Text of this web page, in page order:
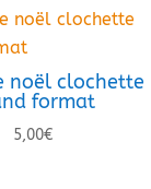
noël clochette
format
5,00€